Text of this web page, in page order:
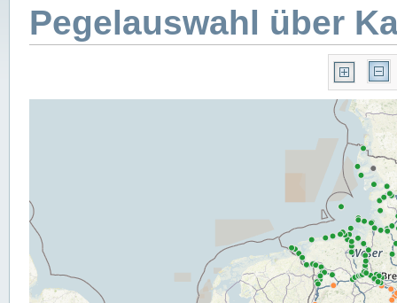
Pegelauswahl über